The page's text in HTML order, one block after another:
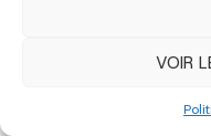
VOIR